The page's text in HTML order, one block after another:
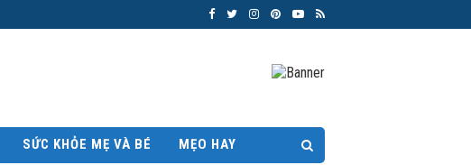
SỨC KHỎE MẸ VÀ BÉ MẸO HAY